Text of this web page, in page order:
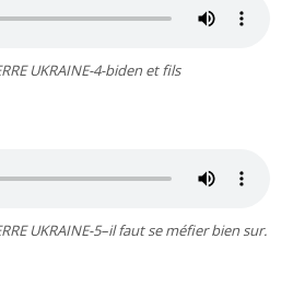
UKRAINE-4-biden et fils
UKRAINE-5–il faut se méfier bien sur.